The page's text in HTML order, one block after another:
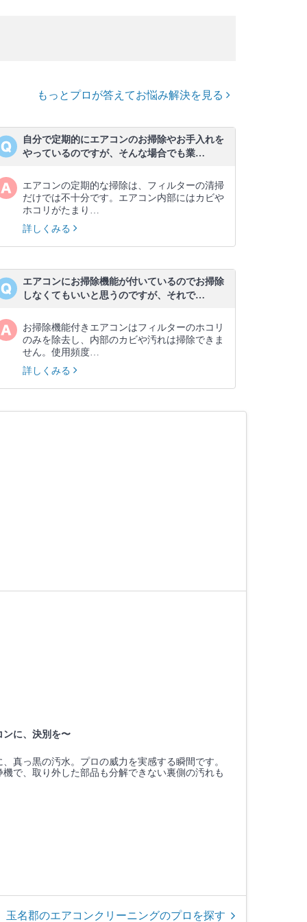
もっとプロが答えてお悩み解決を見る
自分で定期的にエアコンのお掃除やお手入れを
やっているのですが、そんな場合でも業…
エアコンの定期的な掃除は、フィルターの清掃
だけでは不十分です。エアコン内部にはカビや
ホコリがたまり…
詳しくみる
エアコンにお掃除機能が付いているのでお掃除
しなくてもいいと思うのですが、それで…
お掃除機能付きエアコンはフィルターのホコリ
のみを除去し、内部のカビや汚れは掃除できま
せん。使用頻度…
詳しくみる
ンに、決別を〜
真っ黒の汚水。プロの威力を実感する瞬間です。
で、取り外した部品も分解できない裏側の汚れも
玉名郡のエアコンクリーニングのプロを探す